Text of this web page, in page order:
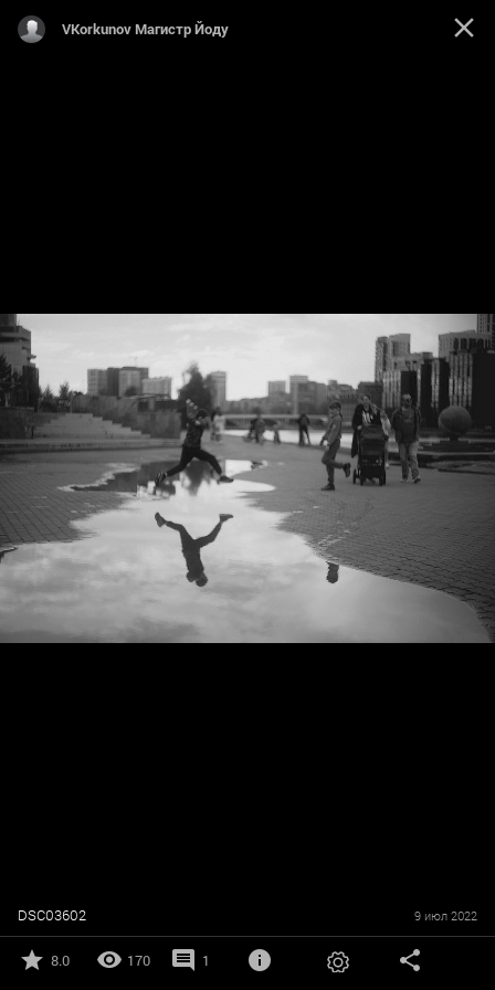
VKorkunov Магистр Йоду
DSC03602 9 июл 2022
8.0 170 1